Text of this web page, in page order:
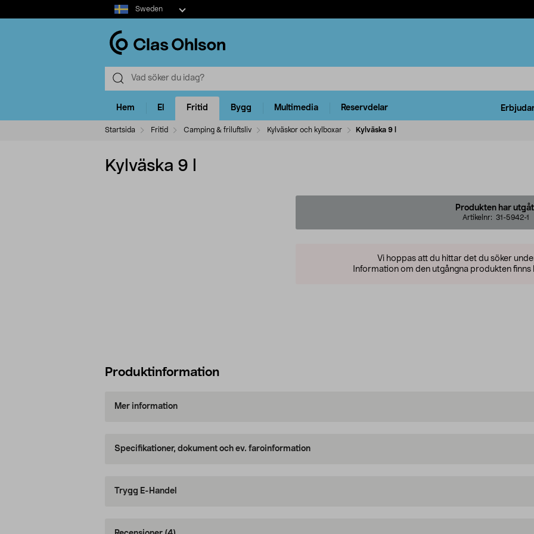
Select
market
Sweden
Hem El Fritid Bygg Multimedia Reservdelar
Startsida Fritid Camping & friluftsliv Kylväskor och kylboxar Kylväska 9 l
Kylväska 9 l
Produkten har
Artikelnr: 31-5942-1
Vi hoppas att du hittar det du söker
Information om den utgångna produkten finns
Produktinformation
Mer information
Specifikationer, dokument och ev. faroinformation
Trygg E-Handel